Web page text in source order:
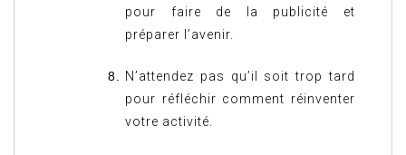
pour faire de la publicité et
préparer l’avenir.
N’attendez pas qu’il soit trop tard
pour réfléchir comment réinventer
votre activité.